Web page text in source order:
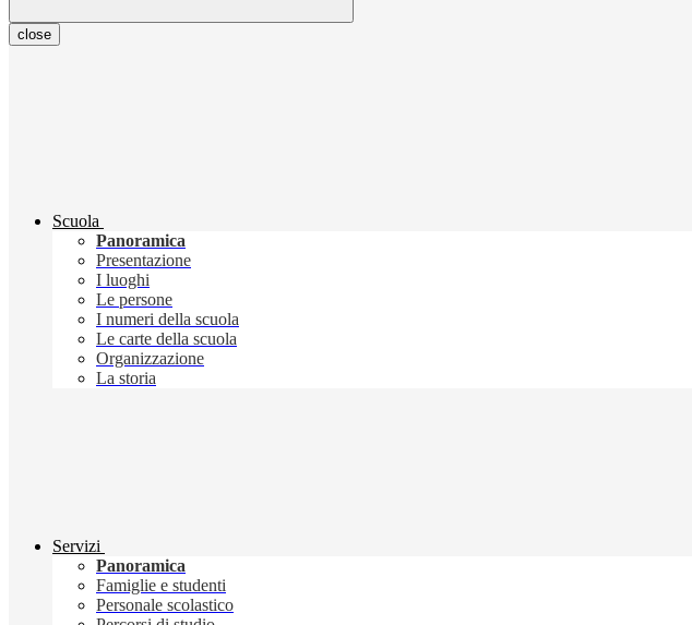
close
Scuola
Panoramica
Presentazione
I luoghi
Le persone
I numeri della scuola
Le carte della scuola
Organizzazione
La storia
Servizi
Panoramica
Famiglie e studenti
Personale scolastico